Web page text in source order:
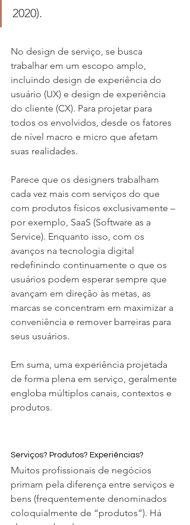
2020).
No design de serviço, se busca
trabalhar em um escopo amplo,
incluindo design de experiência do
usuário (UX) e design de experiência
do cliente (CX). Para projetar para
todos os envolvidos, desde os fatores
de nível macro e micro que afetam
suas realidades.
Parece que os designers trabalham
cada vez mais com serviços do que
com produtos físicos exclusivamente –
por exemplo, SaaS (Software as a
Service). Enquanto isso, com os
avanços na tecnologia digital
redefinindo continuamente o que os
usuários podem esperar sempre que
avançam em direção às metas, as
marcas se concentram em maximizar a
conveniência e remover barreiras para
seus usuários.
Em suma, uma experiência projetada
de forma plena em serviço, geralmente
engloba múltiplos canais, contextos e
produtos.
Serviços? Produtos? Experiências?
Muitos profissionais de negócios
primam pela diferença entre serviços e
bens (frequentemente denominados
coloquialmente de “produtos”). Há